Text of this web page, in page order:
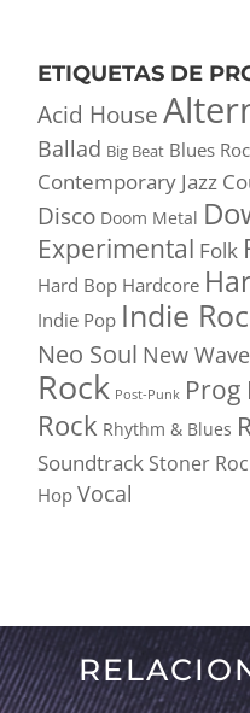
ETIQUETAS DE
Acid House
Ballad Big Beat Blues
Contemporary Jazz
Disco Doom Metal
Experimental Folk
Hard Bop Hardcore
Indie Pop Indie
Neo Soul New Wave
Rock Post-Punk Prog
Rock Rhythm & Blues
Soundtrack Stoner
HopVocal